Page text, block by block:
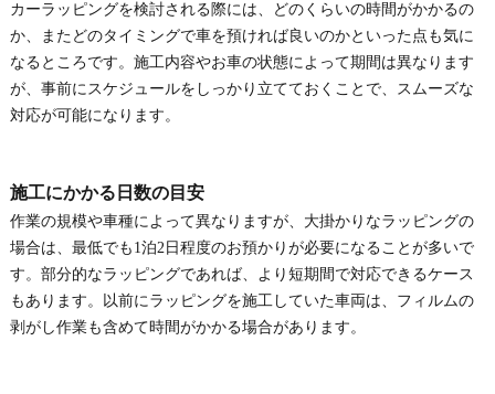
カーラッピングを検討される際には、どのくらいの時間がかかるの
か、またどのタイミングで車を預ければ良いのかといった点も気に
なるところです。施工内容やお車の状態によって期間は異なります
が、事前にスケジュールをしっかり立てておくことで、スムーズな
対応が可能になります。
施工にかかる日数の目安
作業の規模や車種によって異なりますが、大掛かりなラッピングの
場合は、最低でも1泊2日程度のお預かりが必要になることが多いで
す。部分的なラッピングであれば、より短期間で対応できるケース
もあります。以前にラッピングを施工していた車両は、フィルムの
剥がし作業も含めて時間がかかる場合があります。